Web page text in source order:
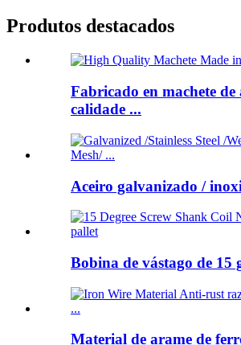
Produtos destacados
Fabricado en machete de
calidade ...
Aceiro galvanizado /
Bobina de vástago de 15
Material de arame de